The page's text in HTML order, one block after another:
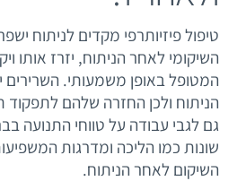
טיפול פיזיותרפי מקדים לניתוח
השיקומי לאחר הניתוח, יזרז אותו
המטופל באופן משמעותי. השרירים
הניתוח ולכן החזרה שלהם לתפקוד
גם לגבי עבודה על טווחי התנועה
שונות כמו הליכה ומדרגות
השיקום לאחר הניתוח.